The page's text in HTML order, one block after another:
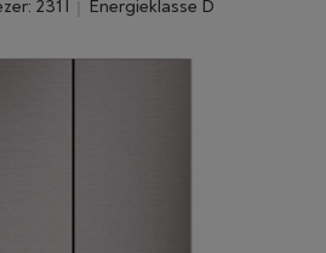
231 l Energieklasse D